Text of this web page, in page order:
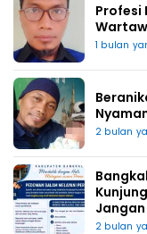
Profesi
1 bulan
2 bulan
Jangan
2 bulan